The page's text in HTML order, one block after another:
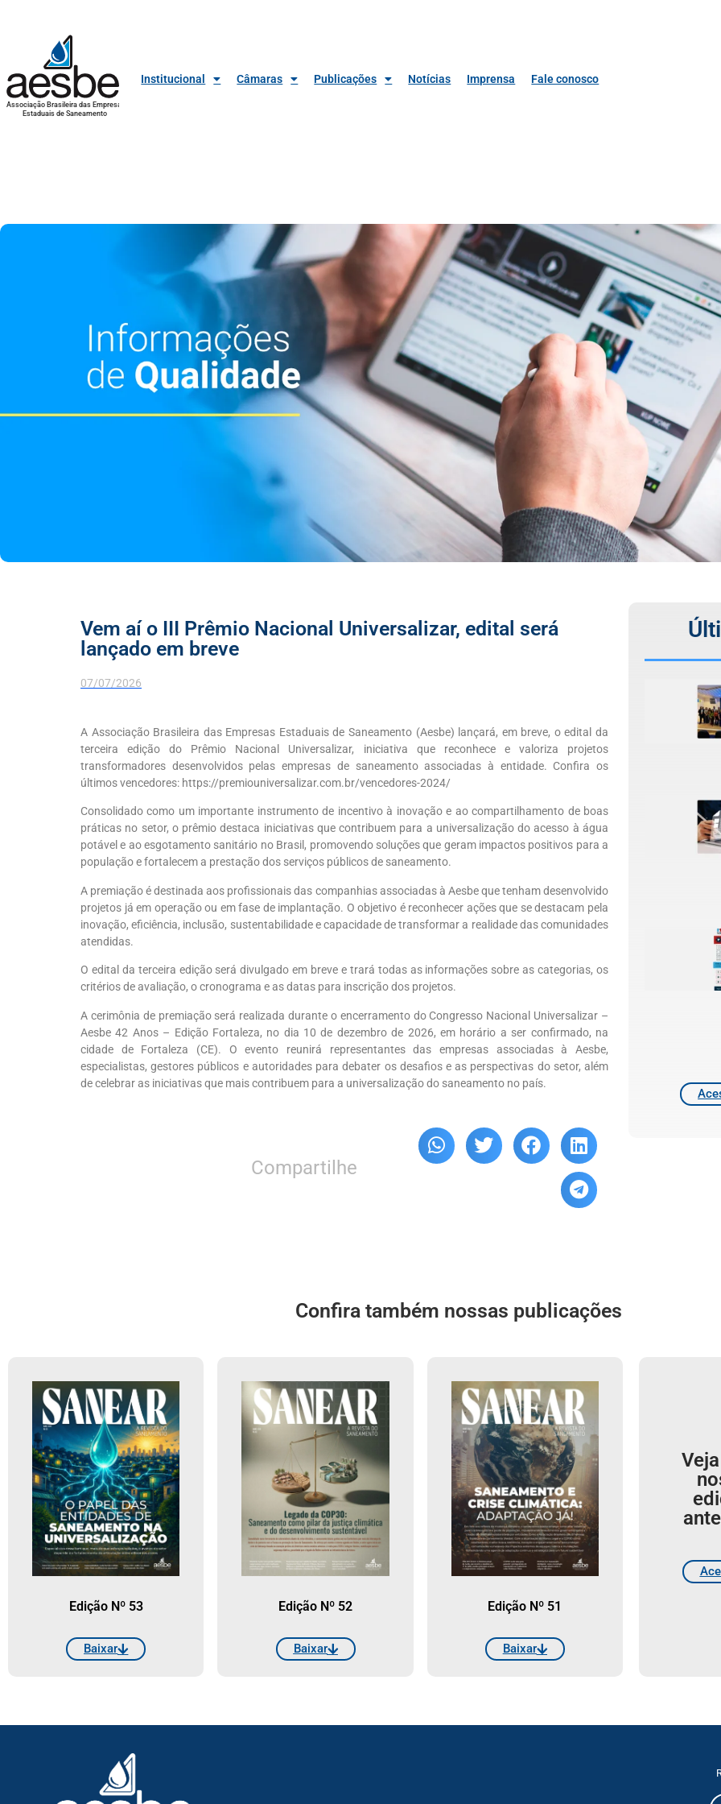
Associação Brasileira das Empresas
Estaduais de Saneamento
Institucional Câmaras Publicações Notícias Imprensa Fale conosco
Vem aí o III Prêmio Nacional Universalizar, edital será
lançado em breve
07/07/2026
A Associação Brasileira das Empresas Estaduais de Saneamento (Aesbe) lançará, em breve, o edital da
terceira edição do Prêmio Nacional Universalizar, iniciativa que reconhece e valoriza projetos
transformadores desenvolvidos pelas empresas de saneamento associadas à entidade. Confira os
últimos vencedores: https://premiouniversalizar.com.br/vencedores-2024/
Consolidado como um importante instrumento de incentivo à inovação e ao compartilhamento de boas
práticas no setor, o prêmio destaca iniciativas que contribuem para a universalização do acesso à água
potável e ao esgotamento sanitário no Brasil, promovendo soluções que geram impactos positivos para a
população e fortalecem a prestação dos serviços públicos de saneamento.
A premiação é destinada aos profissionais das companhias associadas à Aesbe que tenham desenvolvido
projetos já em operação ou em fase de implantação. O objetivo é reconhecer ações que se destacam pela
inovação, eficiência, inclusão, sustentabilidade e capacidade de transformar a realidade das comunidades
atendidas.
O edital da terceira edição será divulgado em breve e trará todas as informações sobre as categorias, os
critérios de avaliação, o cronograma e as datas para inscrição dos projetos.
A cerimônia de premiação será realizada durante o encerramento do Congresso Nacional Universalizar –
Aesbe 42 Anos – Edição Fortaleza, no dia 10 de dezembro de 2026, em horário a ser confirmado, na
cidade de Fortaleza (CE). O evento reunirá representantes das empresas associadas à Aesbe,
especialistas, gestores públicos e autoridades para debater os desafios e as perspectivas do setor, além
de celebrar as iniciativas que mais contribuem para a universalização do saneamento no país.
Compartilhe
Confira também nossas publicações
Edição Nº 53
Baixar
Edição Nº 52
Baixar
Edição Nº 51
Baixar